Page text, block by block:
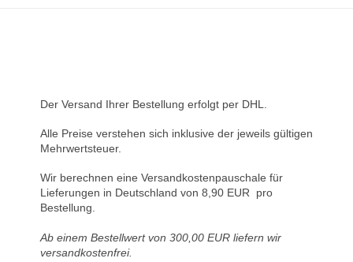
Der Versand Ihrer Bestellung erfolgt per DHL.
Alle Preise verstehen sich inklusive der jeweils gültigen
Mehrwertsteuer.
Wir berechnen eine Versandkostenpauschale für
Lieferungen in Deutschland von 8,90 EUR pro
Bestellung.
Ab einem Bestellwert von 300,00 EUR liefern wir
versandkostenfrei.